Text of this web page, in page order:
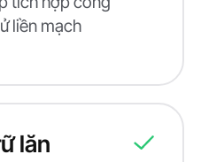
liền mạch
lăn